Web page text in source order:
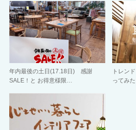
年内最後の土日(17.18日) 感謝
SALE！と お得意様限…
トレン
ってみた